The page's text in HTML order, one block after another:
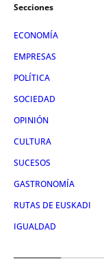
Secciones
ECONOMÍA
EMPRESAS
POLÍTICA
SOCIEDAD
OPINIÓN
CULTURA
SUCESOS
GASTRONOMÍA
RUTAS DE EUSKADI
IGUALDAD